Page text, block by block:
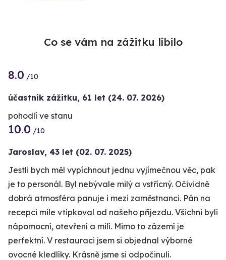
Co se vám na zážitku líbilo
8.0 /10
účastník zážitku, 61 let (24. 07. 2026)
pohodlí ve stanu
10.0 /10
Jaroslav, 43 let (02. 07. 2025)
Jestli bych měl vypíchnout jednu vyjímečnou věc, pak
je to personál. Byl nebývale milý a vstřícný. Očividně
dobrá atmosféra panuje i mezi zaměstnanci. Pán na
recepci mile vtipkoval od našeho příjezdu. Všichni byli
nápomocní, otevření a milí. Mimo to zázemí je
perfektní. V restauraci jsem si objednal výborné
ovocné kledlíky. Krásně jsme si odpočinuli.